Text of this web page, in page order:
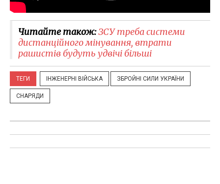
Читайте також:ЗСУ треба системи
дистанційного мінування, втрати
рашистів будуть удвічі більші
ТЕГИ ІНЖЕНЕРНІ ВІЙСЬКА ЗБРОЙНІ СИЛИ УКРАЇНИ
СНАРЯДИ